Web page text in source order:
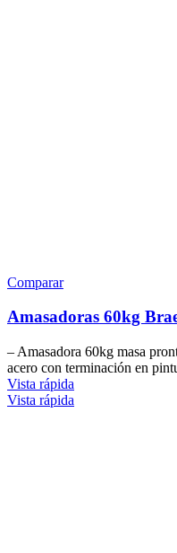
Comparar
Amasadoras 60kg
– Amasadora 60kg masa
acero con terminación en
Vista rápida
Vista rápida